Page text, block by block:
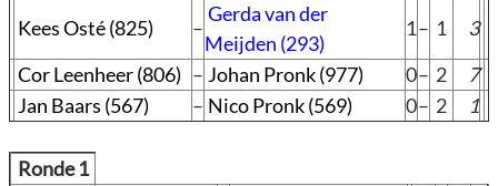
Kees Osté (825) –
Gerda van der
Meijden (293)
1– 1
3
Cor Leenheer (806) – Johan Pronk (977) 0– 2
7
Jan Baars (567)
– Nico Pronk (569) 0– 2 1
Ronde 1